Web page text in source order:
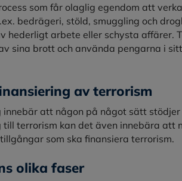
som får olaglig egendom att
bedrägeri, stöld, smuggling och
hederligt arbete eller schysta affärer.
sina brott och använda pengarna i
av terrorism
innebär att någon på något sätt
terrorism kan det även innebära att
som ska finansiera terrorism.
olika faser